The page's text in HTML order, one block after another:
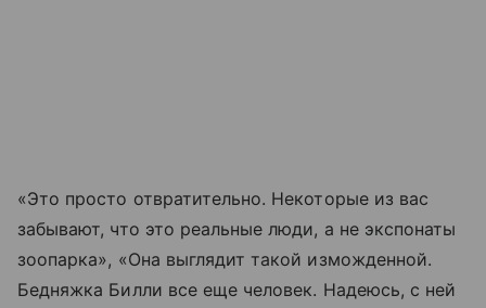
«Это просто отвратительно. Некоторые из вас
забывают, что это реальные люди, а не экспонаты
зоопарка», «Она выглядит такой изможденной.
Бедняжка Билли все еще человек. Надеюсь, с ней